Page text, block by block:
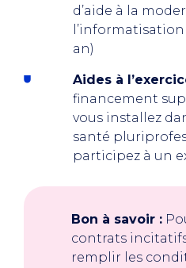
d’aide à la
an)
Aides à
financement
vous installez
santé
participez à un
Bon à savoir :
contrats
remplir les